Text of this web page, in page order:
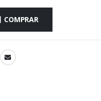
COMPRAR